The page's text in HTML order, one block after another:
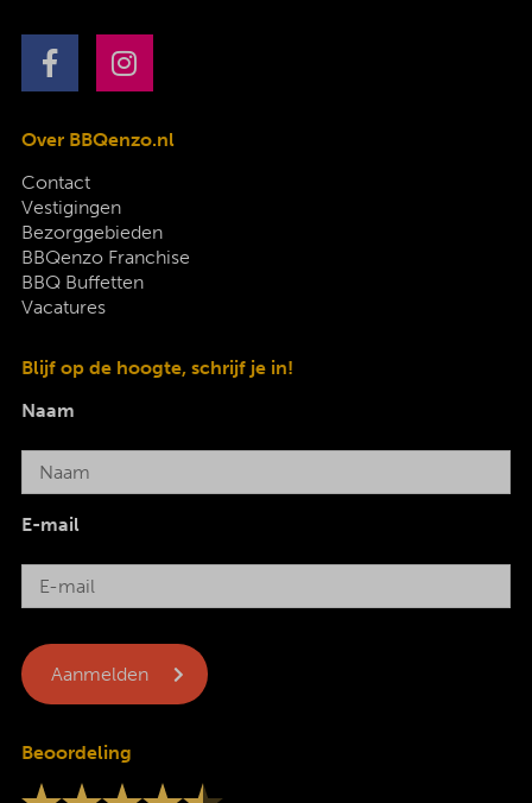
Over BBQenzo.nl
Contact
Vestigingen
Bezorggebieden
BBQenzo Franchise
BBQ Buffetten
Vacatures
Blijf op de hoogte, schrijf je in!
Naam
E-mail
Beoordeling